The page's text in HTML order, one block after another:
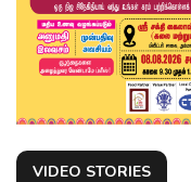
VIDEO STORIES